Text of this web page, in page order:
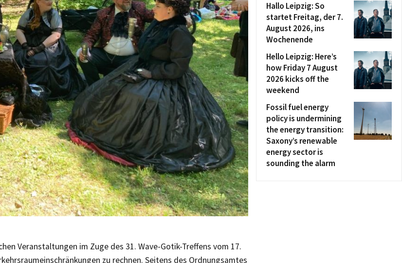
Veranstaltungen im Zuge des 31. Wave-Gotik-Treffens vom 17.
zu rechnen. Seitens des Ordnungsamtes
Hallo Leipzig: So
startet Freitag, der 7.
August 2026, ins
Wochenende
Hello Leipzig: Here’s
how Friday 7 August
2026 kicks off the
weekend
Fossil fuel energy
policy is undermining
the energy transition:
Saxony’s renewable
energy sector is
sounding the alarm